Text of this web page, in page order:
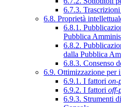
6.7.3.
6.8. Proprietà
6.8.1.
Pubblica
6.8.2.
dalla Pubblica
6.8.3. Consenso
6.9. Ottimizzazione per
6.9.1. I fattori on-
6.9.2. I fattori off-
6.9.3. Strumenti